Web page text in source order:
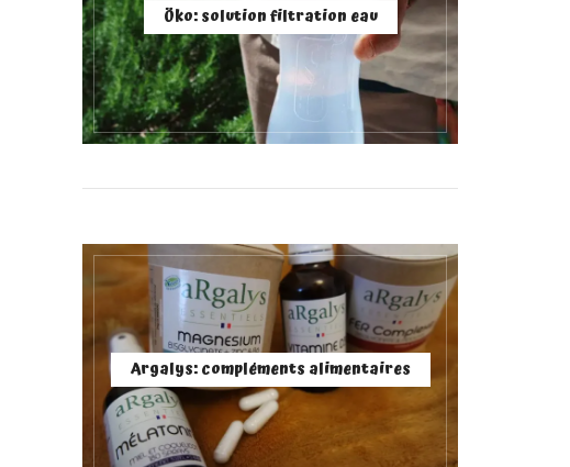
Öko: solution filtration eau
Argalys: compléments alimentaires